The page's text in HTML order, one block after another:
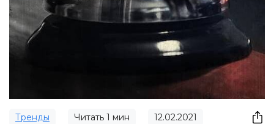
Тренды Читать 1 мин 12.02.2021